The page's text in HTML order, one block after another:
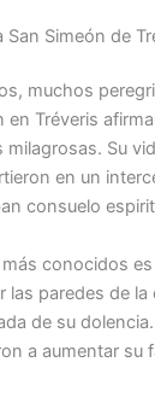
Simeón de
muchos
en Tréveris
Su
en un
consuelo
conocidos
las paredes de
de su
a aumentar su